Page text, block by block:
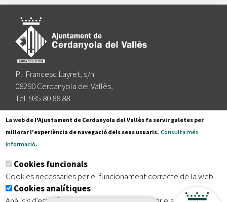
Pl. Francesc Layret, s/n
08290 Cerdanyola del Vallès,
Tel. 935 80 88 88
Segueix-nos a:
Subscriu-te al nostre butlletí
Inici | Avís legal | Protecció de dades Mapa del lloc
La web de l'Ajuntament de Cerdanyola del Vallès fa servir galetes per
millorar l'experiència de navegació dels seus usuaris. Consulta més
informació.
Cookies funcionals
Cookies necessaries per el funcionament correcte de la web
Cookies analítiques